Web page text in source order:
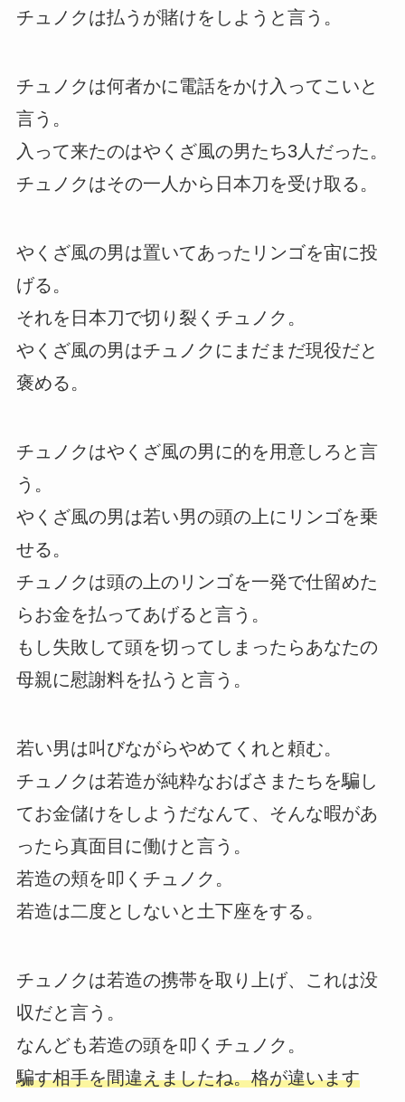
チュノクは払うが賭けをしようと言う。
チュノクは何者かに電話をかけ入ってこいと
言う。
入って来たのはやくざ風の男たち3人だった。
チュノクはその一人から日本刀を受け取る。
やくざ風の男は置いてあったリンゴを宙に投
げる。
それを日本刀で切り裂くチュノク。
やくざ風の男はチュノクにまだまだ現役だと
褒める。
チュノクはやくざ風の男に的を用意しろと言
う。
やくざ風の男は若い男の頭の上にリンゴを乗
せる。
チュノクは頭の上のリンゴを一発で仕留めた
らお金を払ってあげると言う。
もし失敗して頭を切ってしまったらあなたの
母親に慰謝料を払うと言う。
若い男は叫びながらやめてくれと頼む。
チュノクは若造が純粋なおばさまたちを騙し
てお金儲けをしようだなんて、そんな暇があ
ったら真面目に働けと言う。
若造の頬を叩くチュノク。
若造は二度としないと土下座をする。
チュノクは若造の携帯を取り上げ、これは没
収だと言う。
なんども若造の頭を叩くチュノク。
騙す相手を間違えましたね。格が違います